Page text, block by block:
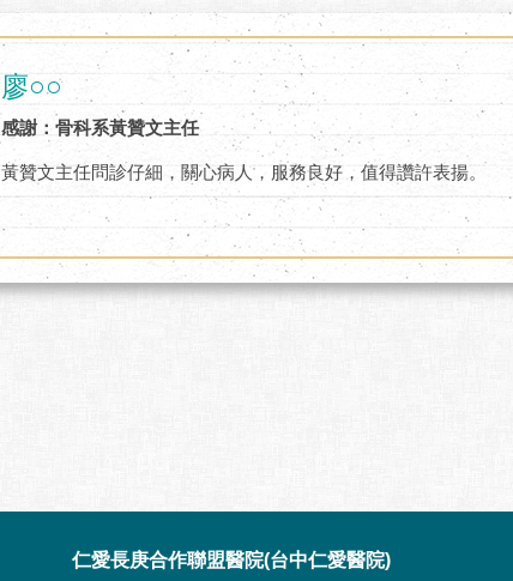
廖○○
感謝：骨科系黃贊文主任
黃贊文主任問診仔細，關心病人，服務良好，值得讚許表揚。
仁愛長庚合作聯盟醫院(台中仁愛醫院)